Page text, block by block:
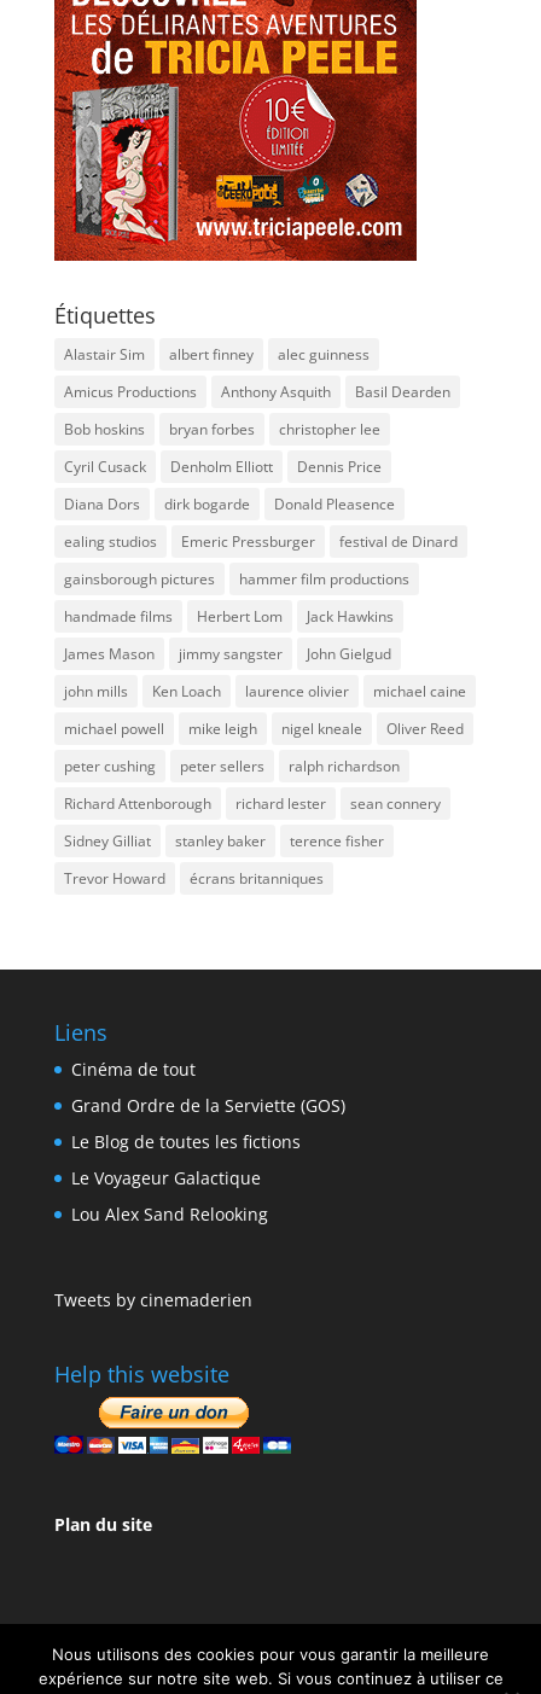
Étiquettes
Alastair Sim albert finney
alec guinness
Amicus Productions
Anthony Asquith
Basil Dearden
Bob hoskins
bryan forbes
christopher lee
Cyril Cusack
Denholm Elliott
Dennis Price
Diana Dors
dirk bogarde
Donald Pleasence
ealing studios
Emeric Pressburger
festival de Dinard
gainsborough pictures
hammer film productions
handmade films
Herbert Lom
Jack Hawkins
James Mason
jimmy sangster
John Gielgud
john mills
Ken Loach laurence olivier
michael caine
michael powell
mike leigh nigel kneale
Oliver Reed
peter cushing
peter sellers
ralph richardson
Richard Attenborough
richard lester
sean connery
Sidney Gilliat
stanley baker
terence fisher
Trevor Howard
écrans britanniques
Liens
Cinéma de tout
Grand Ordre de la Serviette (GOS)
Le Blog de toutes les fictions
Le Voyageur Galactique
Lou Alex Sand Relooking
Tweets by cinemaderien
Help this website
Plan du site
Nous utilisons des cookies pour vous garantir la meilleure
expérience sur notre site web. Si vous continuez à utiliser ce